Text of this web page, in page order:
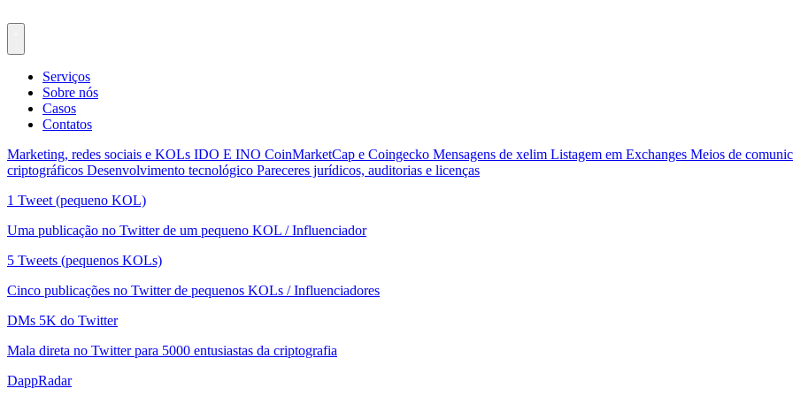
Serviços
Sobre nós
Casos
Contatos
Marketing, redes sociais e KOLs IDO E INO CoinMarketCap e Coingecko Mensagens de xelim Listagem em Exchanges Meios de
criptográficos Desenvolvimento tecnológico Pareceres jurídicos, auditorias e licenças
1 Tweet (pequeno KOL)
Uma publicação no Twitter de um pequeno KOL / Influenciador
5 Tweets (pequenos KOLs)
Cinco publicações no Twitter de pequenos KOLs / Influenciadores
DMs 5K do Twitter
Mala direta no Twitter para 5000 entusiastas da criptografia
DappRadar